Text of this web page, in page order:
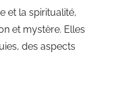
et la spiritualité,
et mystère. Elles
des aspects